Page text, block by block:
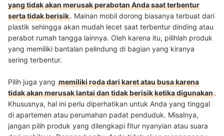
yang tidak akan merusak perabotan Anda saat terbentur
serta tidak berisik. Mainan mobil dorong biasanya terbuat dari
plastik sehingga akan mudah lecet saat terbentur dinding atau
perabot rumah tangga lainnya. Oleh karena itu, pilihlah produk
yang memiliki bantalan pelindung di bagian yang kiranya
sering terbentur.
Pilih juga yang memiliki roda dari karet atau busa karena
tidak akan merusak lantai dan tidak berisik ketika digunakan.
Khususnya, hal ini perlu diperhatikan untuk Anda yang tinggal
di apartemen atau perumahan padat penduduk. Misalnya,
jangan pilih produk yang dilengkapi fitur nyanyian atau suara